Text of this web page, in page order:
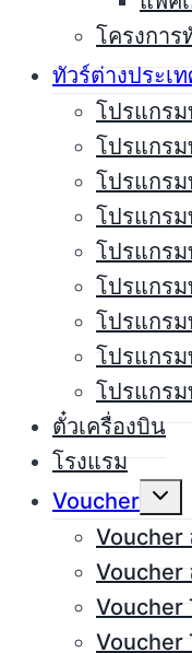
โครงการ
ทัวร์ต่างประเ
โปรแกร
โปรแกร
โปรแกร
โปรแกรม
โปรแกรม
โปรแกร
โปรแกร
โปรแกร
โปรแกร
ตั๋วเครื่องบิน
โรงแรม
Voucher
Expand
Voucher
Voucher
Voucher
Voucher